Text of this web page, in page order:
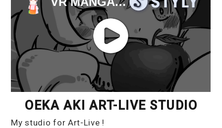
OEKA AKI ART-LIVE STUDIO
My studio for Art-Live !